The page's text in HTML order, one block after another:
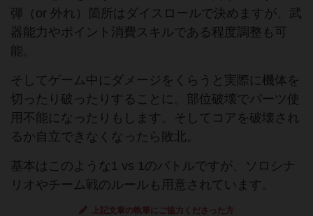
弾（or 外れ）箇所はダイスロールで決めますが、武
器能力やポイント消費スキルである程度調整も可
能。
そしてゲーム中にダメージをくらうと実際に機体を
切ったり破ったりすることに。部位破壊でパーツ使
用不能になったりもします。そしてコアを破壊され
るか自立できなくなったら敗北。
基本はこのような1 vs 1のバトルですが、ソロシナ
リオやチーム戦のルールも用意されています。
上記文章の執筆にご協力くださった方